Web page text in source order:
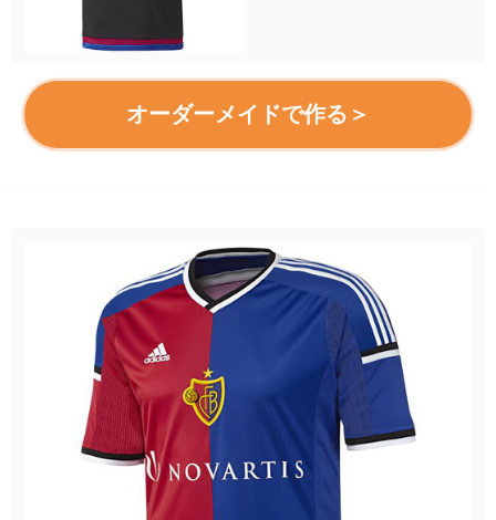
オーダーメイドで作る＞